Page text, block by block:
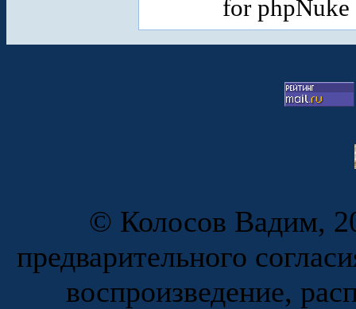
for
© Колосов Вадим,
предварительного
воспроизведение,